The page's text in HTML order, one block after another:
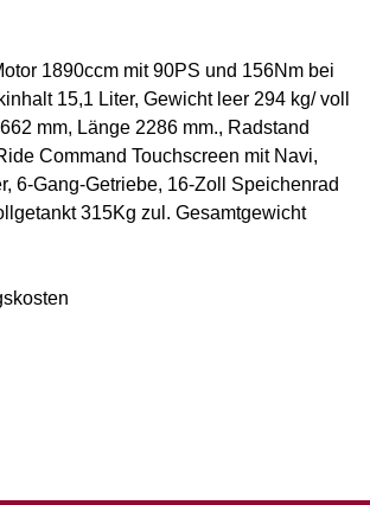
1890ccm mit 90PS und 156Nm bei
15,1 Liter, Gewicht leer 294 kg/ voll
mm, Länge 2286 mm., Radstand
Command Touchscreen mit Navi,
6-Gang-Getriebe, 16-Zoll Speichenrad
315Kg zul. Gesamtgewicht